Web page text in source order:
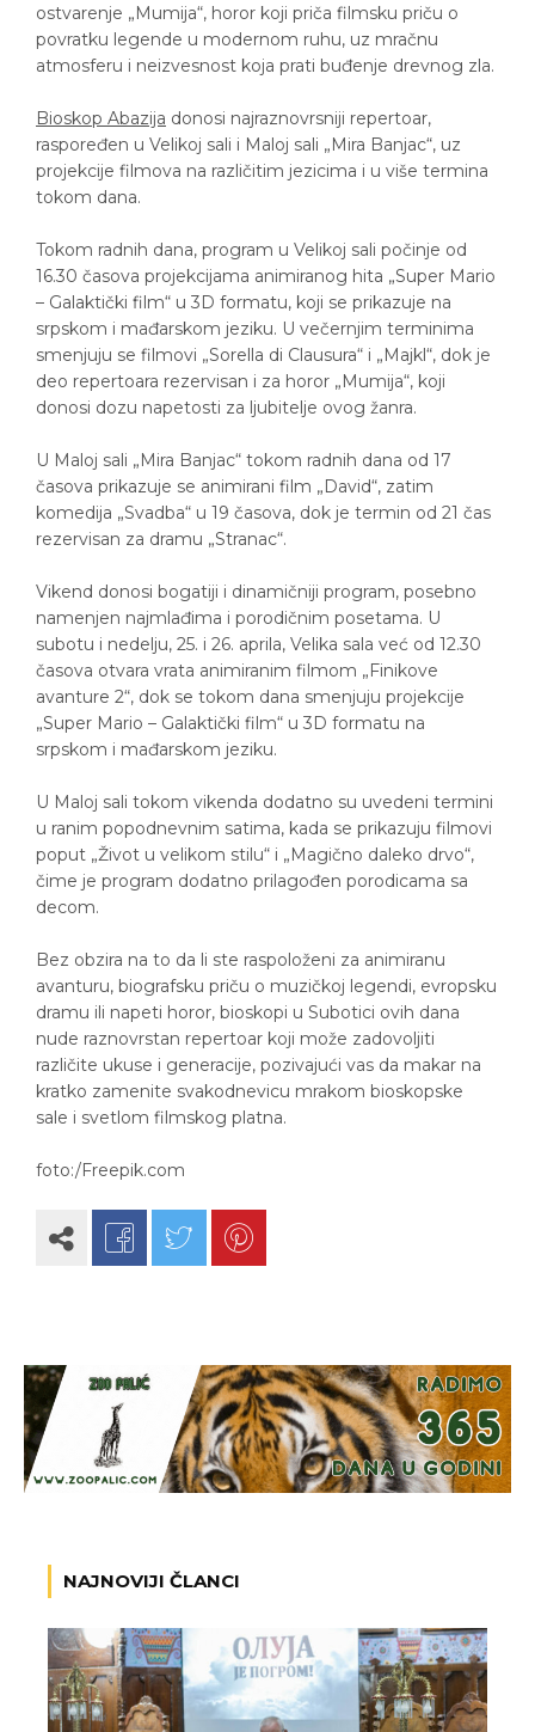
ostvarenje „Mumija“, horor koji priča filmsku priču o
povratku legende u modernom ruhu, uz mračnu
atmosferu i neizvesnost koja prati buđenje drevnog zla.
Bioskop Abazija donosi najraznovrsniji repertoar,
raspoređen u Velikoj sali i Maloj sali „Mira Banjac“, uz
projekcije filmova na različitim jezicima i u više termina
tokom dana.
Tokom radnih dana, program u Velikoj sali počinje od
16.30 časova projekcijama animiranog hita „Super Mario
– Galaktički film“ u 3D formatu, koji se prikazuje na
srpskom i mađarskom jeziku. U večernjim terminima
smenjuju se filmovi „Sorella di Clausura“ i „Majkl“, dok je
deo repertoara rezervisan i za horor „Mumija“, koji
donosi dozu napetosti za ljubitelje ovog žanra.
U Maloj sali „Mira Banjac“ tokom radnih dana od 17
časova prikazuje se animirani film „David“, zatim
komedija „Svadba“ u 19 časova, dok je termin od 21 čas
rezervisan za dramu „Stranac“.
Vikend donosi bogatiji i dinamičniji program, posebno
namenjen najmlađima i porodičnim posetama. U
subotu i nedelju, 25. i 26. aprila, Velika sala već od 12.30
časova otvara vrata animiranim filmom „Finikove
avanture 2“, dok se tokom dana smenjuju projekcije
„Super Mario – Galaktički film“ u 3D formatu na
srpskom i mađarskom jeziku.
U Maloj sali tokom vikenda dodatno su uvedeni termini
u ranim popodnevnim satima, kada se prikazuju filmovi
poput „Život u velikom stilu“ i „Magično daleko drvo“,
čime je program dodatno prilagođen porodicama sa
decom.
Bez obzira na to da li ste raspoloženi za animiranu
avanturu, biografsku priču o muzičkoj legendi, evropsku
dramu ili napeti horor, bioskopi u Subotici ovih dana
nude raznovrstan repertoar koji može zadovoljiti
različite ukuse i generacije, pozivajući vas da makar na
kratko zamenite svakodnevicu mrakom bioskopske
sale i svetlom filmskog platna.
foto:/Freepik.com
NAJNOVIJI ČLANCI